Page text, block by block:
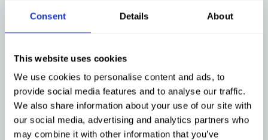
Consent Details About
This website uses cookies
We use cookies to personalise content and ads, to
provide social media features and to analyse our traffic.
We also share information about your use of our site with
our social media, advertising and analytics partners who
may combine it with other information that you’ve
PPWR für Industrieunternehmen:
Anforderungen, Fristen und die
richtige Software
Mehr erfahren Mehr